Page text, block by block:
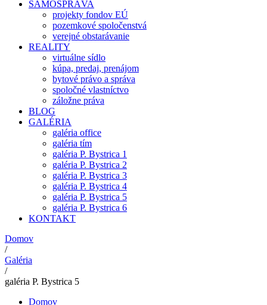
SAMOSPRÁVA
projekty fondov EÚ
pozemkové spoločenstvá
verejné obstarávanie
REALITY
virtuálne sídlo
kúpa, predaj, prenájom
bytové právo a správa
spoločné vlastníctvo
záložne práva
BLOG
GALÉRIA
galéria office
galéria tím
galéria P. Bystrica 1
galéria P. Bystrica 2
galéria P. Bystrica 3
galéria P. Bystrica 4
galéria P. Bystrica 5
galéria P. Bystrica 6
KONTAKT
Domov
/
Galéria
/
galéria P. Bystrica 5
Domov